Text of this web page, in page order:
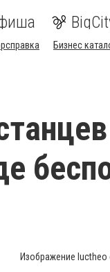
Бизнес
Изображение luctheo